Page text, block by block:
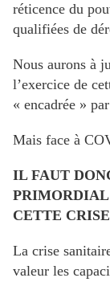
réticence du
qualifiées de
Nous aurons à
l’exercice de
« encadrée »
Mais face à
IL FAUT
PRIMORDIAL
CETTE
La crise
valeur les